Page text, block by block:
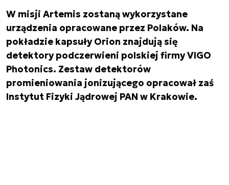
W misji Artemis zostaną wykorzystane
urządzenia opracowane przez Polaków. Na
pokładzie kapsuły Orion znajdują się
detektory podczerwieni polskiej firmy VIGO
Photonics. Zestaw detektorów
promieniowania jonizującego opracował zaś
Instytut Fizyki Jądrowej PAN w Krakowie.